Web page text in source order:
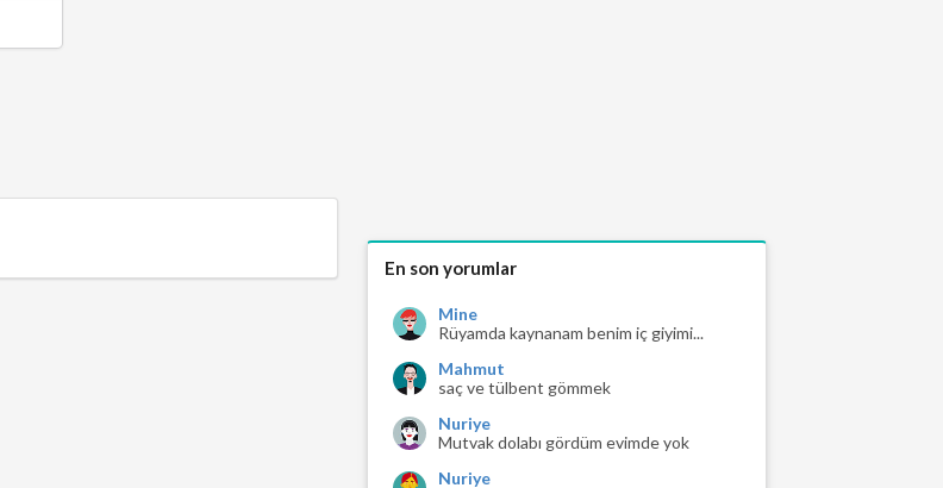
En son yorumlar
Mine
Rüyamda kaynanam benim iç giyimi...
Mahmut
saç ve tülbent gömmek
Nuriye
Mutvak dolabı gördüm evimde yok
Nuriye